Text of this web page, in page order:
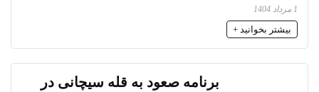
1 مرداد 1404
بیشتر بخوانید +
برنامه صعود به قله سیچانی در